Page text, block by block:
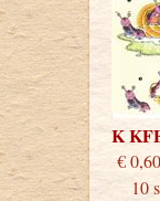
K
10